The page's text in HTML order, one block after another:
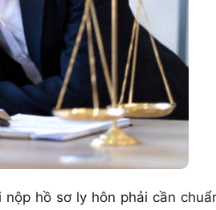
hồ sơ ly hôn phải cần